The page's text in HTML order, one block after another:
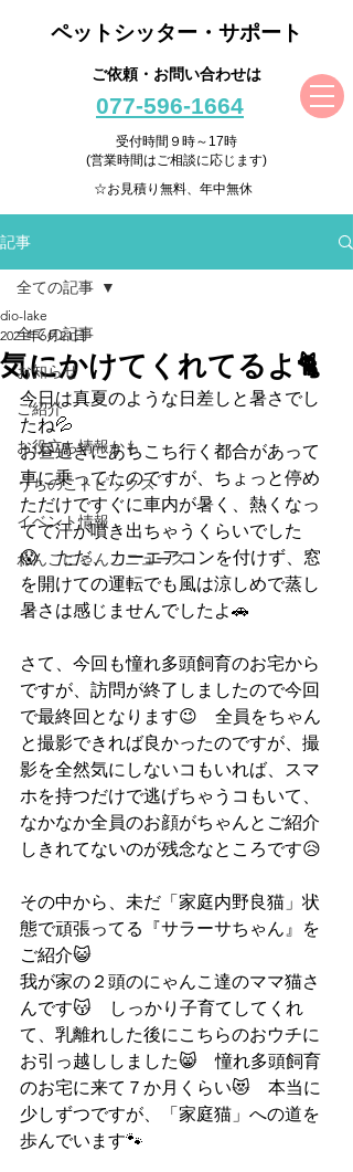
ペットシッター・サポート
ご依頼・お問い合わせは
077-596-1664
受付時間９時～17時
(営業時間はご相談に応じます)
☆お見積り無料、年中無休
記事
全ての記事
お知らせ
ご紹介
お役立ち情報かも
うちのこトピックス
イベント情報
わんこにゃんこニュース
全ての記事
気にかけてくれてるよ🐈
dio-lake
2021年6月21日
今日は真夏のような日差しと暑さでし
たね💦
お昼過ぎにあちこち行く都合があって
車に乗ってたのですが、ちょっと停め
ただけですぐに車内が暑く、熱くなっ
てて汗が噴き出ちゃうくらいでした
😱　ただ、カーエアコンを付けず、窓
を開けての運転でも風は涼しめで蒸し
暑さは感じませんでしたよ🚗
さて、今回も憧れ多頭飼育のお宅から
ですが、訪問が終了しましたので今回
で最終回となります😉　全員をちゃん
と撮影できれば良かったのですが、撮
影を全然気にしないコもいれば、スマ
ホを持つだけで逃げちゃうコもいて、
なかなか全員のお顔がちゃんとご紹介
しきれてないのが残念なところです😥
その中から、未だ「家庭内野良猫」状
態で頑張ってる『サラーサちゃん』を
ご紹介😺
我が家の２頭のにゃんこ達のママ猫さ
んです😽　しっかり子育てしてくれ
て、乳離れした後にこちらのおウチに
お引っ越ししました😸　憧れ多頭飼育
のお宅に来て７か月くらい😻　本当に
少しずつですが、「家庭猫」への道を
歩んでいます🐾